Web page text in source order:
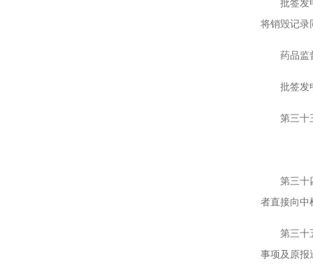
批签发申
将销毁记录
药品监督
批签发申
第三十三
第三十四
者直接向中
第三十五
事项及原报